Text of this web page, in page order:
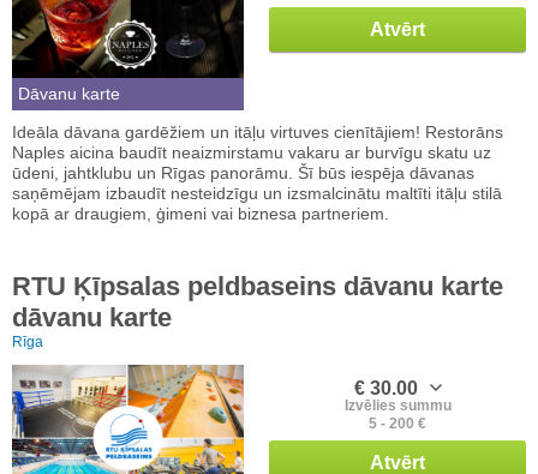
Dāvanu karte
Atvērt
Ideāla dāvana gardēžiem un itāļu virtuves cienītājiem! Restorāns
Naples aicina baudīt neaizmirstamu vakaru ar burvīgu skatu uz
ūdeni, jahtklubu un Rīgas panorāmu. Šī būs iespēja dāvanas
saņēmējam izbaudīt nesteidzīgu un izsmalcinātu maltīti itāļu stilā
kopā ar draugiem, ģimeni vai biznesa partneriem.
RTU Ķīpsalas peldbaseins dāvanu karte
dāvanu karte
Rīga
€ 30.00
Izvēlies summu
5 - 200 €
Atvērt